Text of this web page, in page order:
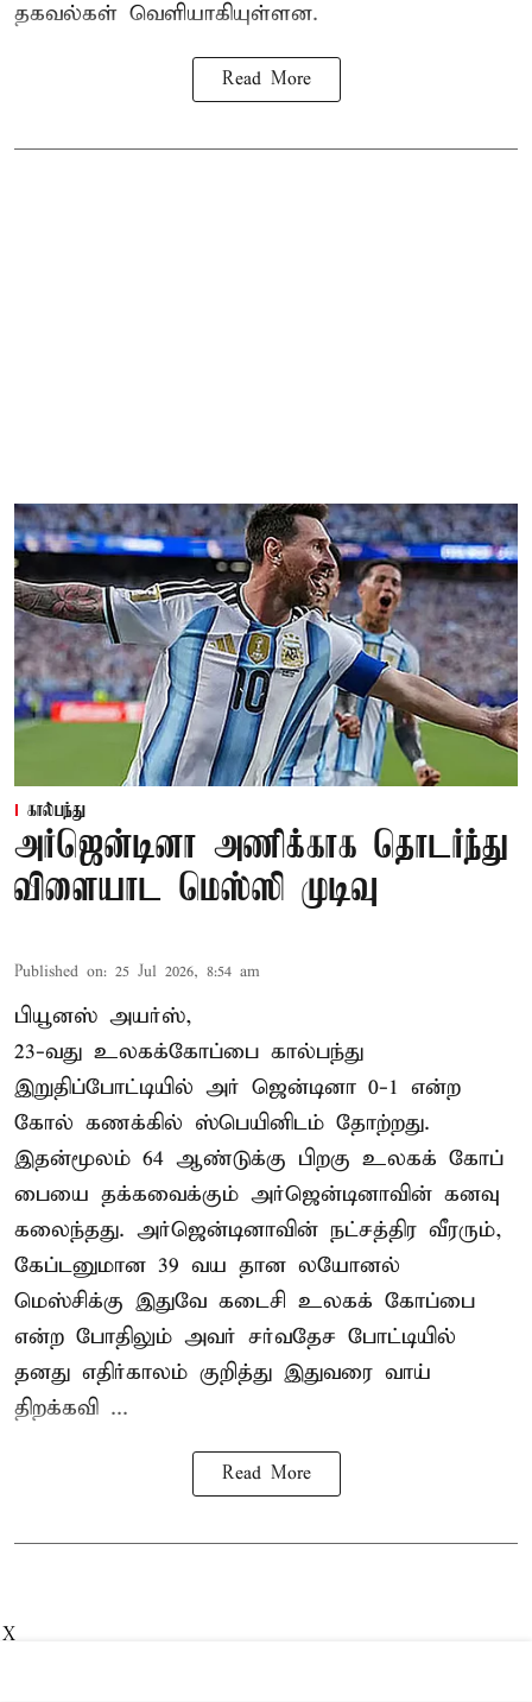
தகவல்கள் வெளியாகியுள்ளன.
Read More
கால்பந்து
அர்ஜென்டினா அணிக்காக தொடர்ந்து
விளையாட மெஸ்ஸி முடிவு
Published on: 25 Jul 2026, 8:54 am
பியூனஸ் அயர்ஸ்,
23-வது உலகக்கோப்பை கால்பந்து
இறுதிப்போட்டியில் அர் ஜென்டினா 0-1 என்ற
கோல் கணக்கில் ஸ்பெயினிடம் தோற்றது.
இதன்மூலம் 64 ஆண்டுக்கு பிறகு உலகக் கோப்
பையை தக்கவைக்கும் அர்ஜென்டினாவின் கனவு
கலைந்தது. அர்ஜென்டினாவின் நட்சத்திர வீரரும்,
கேப்டனுமான 39 வய தான லயோனல்
மெஸ்சிக்கு இதுவே கடைசி உலகக் கோப்பை
என்ற போதிலும் அவர் சர்வதேச போட்டியில்
தனது எதிர்காலம் குறித்து இதுவரை வாய்
திறக்கவி ...
Read More
X